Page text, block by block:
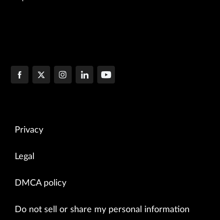
Privacy
Legal
DMCA policy
Do not sell or share my personal information